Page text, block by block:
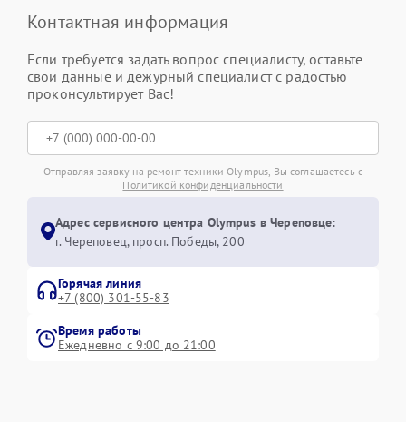
Контактная информация
Если требуется задать вопрос специалисту, оставьте
свои данные и дежурный специалист с радостью
проконсультирует Вас!
Отправляя заявку на ремонт техники Olympus, Вы соглашаетесь с
Политикой конфиденциальности
Адрес сервисного центра Olympus в Череповце:
г. Череповец, просп. Победы, 200
Горячая линия
+7 (800) 301-55-83
Время работы
Ежедневно с 9:00 до 21:00